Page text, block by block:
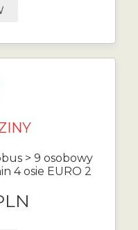
> 9 osobowy
4 osie EURO 2